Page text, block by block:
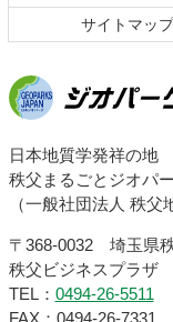
サイトマップ
ジオパー
日本地質学発祥の地
秩父まるごとジオパ
（一般社団法人 秩父
〒368-0032 埼玉県
秩父ビジネスプラザ
TEL： 0494-26-5511
FAX：0494-26-7331